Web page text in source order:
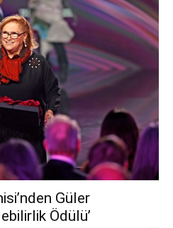
Güler
Ödülü’